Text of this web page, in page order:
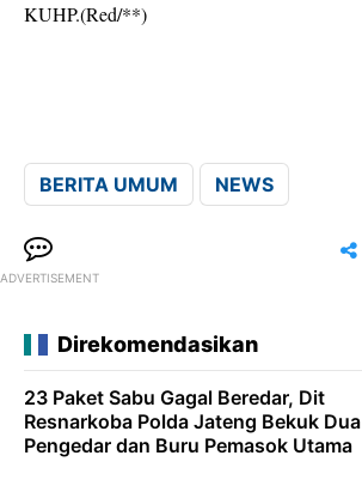
KUHP.(Red/**)
BERITA UMUM NEWS
ADVERTISEMENT
Direkomendasikan
23 Paket Sabu Gagal Beredar, Dit
Resnarkoba Polda Jateng Bekuk Dua
Pengedar dan Buru Pemasok Utama